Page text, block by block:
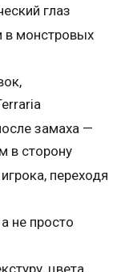
глаз
в монстровых
замаха —
в сторону
переходя
не просто
цвета